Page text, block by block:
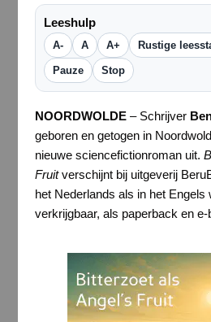
Leeshulp
A- A A+ Rustige
Pauze Stop
NOORDWOLDE– Schrijver
geboren en getogen in
nieuwe sciencefictionroman uit.
Fruitverschijnt bij uitgeverij
het Nederlands als in het Engels
verkrijgbaar, als paperback en e-